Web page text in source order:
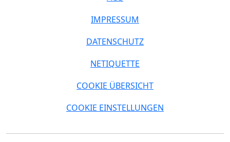
IMPRESSUM
DATENSCHUTZ
NETIQUETTE
COOKIE ÜBERSICHT
COOKIE EINSTELLUNGEN